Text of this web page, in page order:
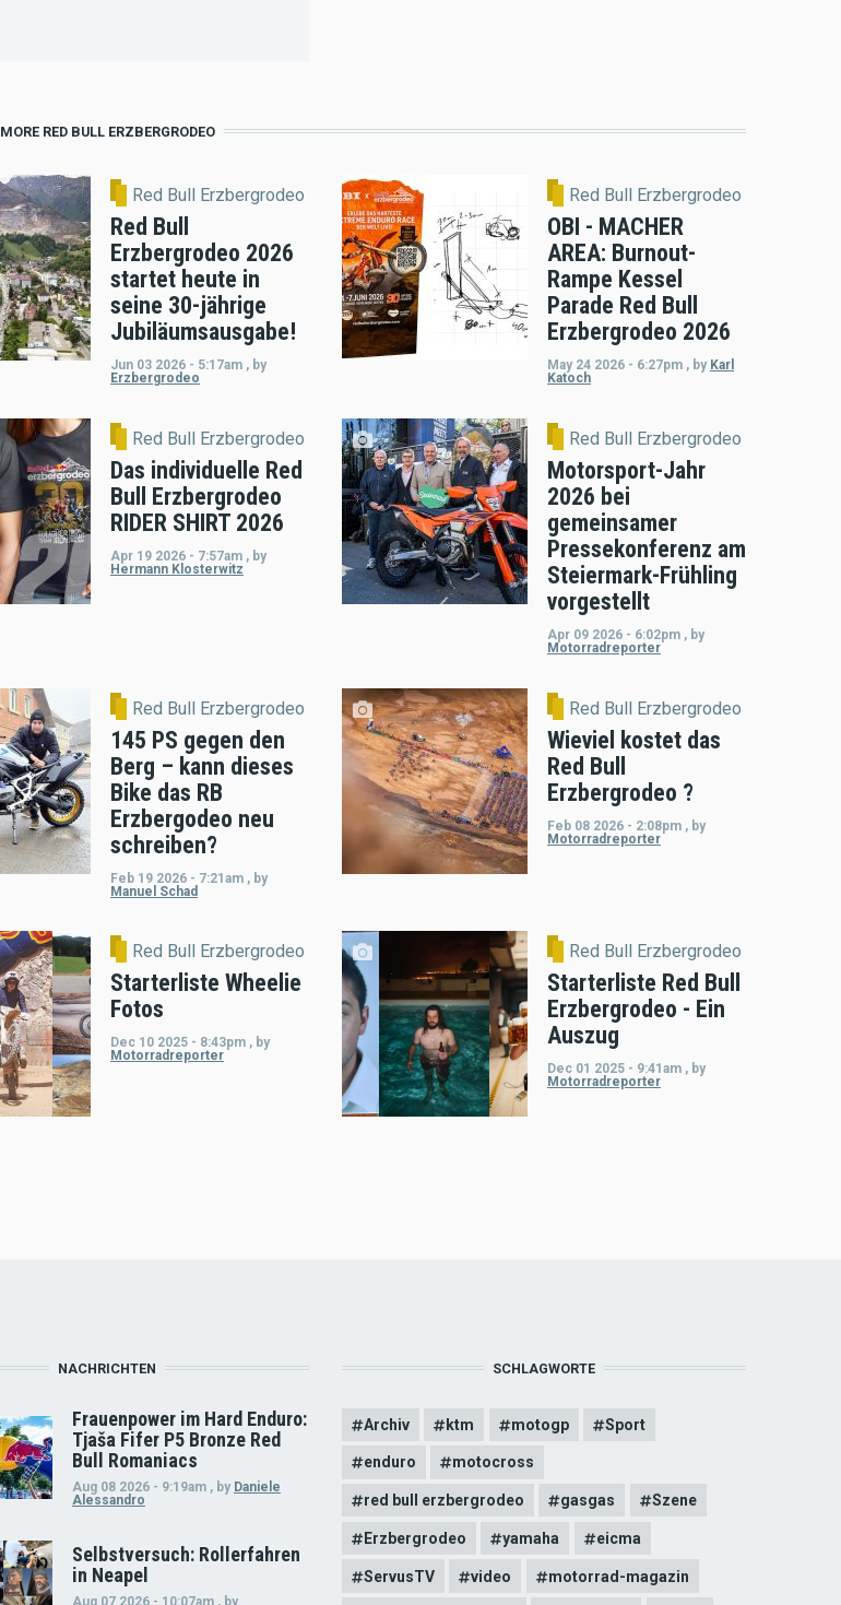
MORE RED BULL ERZBERGRODEO
Red Bull Erzbergrodeo
Red Bull
Erzbergrodeo 2026
startet heute in
seine 30-jährige
Jubiläumsausgabe!
Jun 03 2026 - 5:17am , by
Erzbergrodeo
Red Bull Erzbergrodeo
OBI - MACHER
AREA: Burnout-
Rampe Kessel
Parade Red Bull
Erzbergrodeo 2026
May 24 2026 - 6:27pm , by Karl
Katoch
Red Bull Erzbergrodeo
Das individuelle Red
Bull Erzbergrodeo
RIDER SHIRT 2026
Apr 19 2026 - 7:57am , by
Hermann Klosterwitz
Red Bull Erzbergrodeo
Motorsport-Jahr
2026 bei
gemeinsamer
Pressekonferenz am
Steiermark-Frühling
vorgestellt
Apr 09 2026 - 6:02pm , by
Motorradreporter
Red Bull Erzbergrodeo
145 PS gegen den
Berg – kann dieses
Bike das RB
Erzbergodeo neu
schreiben?
Feb 19 2026 - 7:21am , by
Manuel Schad
Red Bull Erzbergrodeo
Wieviel kostet das
Red Bull
Erzbergrodeo ?
Feb 08 2026 - 2:08pm , by
Motorradreporter
Red Bull Erzbergrodeo
Starterliste Wheelie
Fotos
Dec 10 2025 - 8:43pm , by
Motorradreporter
Red Bull Erzbergrodeo
Starterliste Red Bull
Erzbergrodeo - Ein
Auszug
Dec 01 2025 - 9:41am , by
Motorradreporter
NACHRICHTEN
Frauenpower im Hard Enduro:
Tjaša Fifer P5 Bronze Red
Bull Romaniacs
Aug 08 2026 - 9:19am , by Daniele
Alessandro
Selbstversuch: Rollerfahren
in Neapel
Aug 07 2026 - 10:07am , by
SCHLAGWORTE
Archiv ktm motogp Sport
enduro motocross
red bull erzbergrodeo gasgas Szene
Erzbergrodeo yamaha eicma
ServusTV video motorrad-magazin